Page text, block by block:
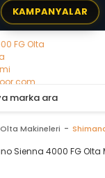
KAMPANYALAR
Olta Makineleri